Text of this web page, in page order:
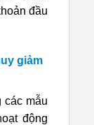
đầu
giảm
các mẫu
động